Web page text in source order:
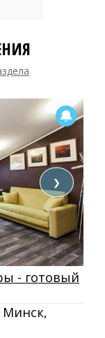
❯
- готовый
Минск,